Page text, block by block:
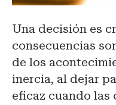
Una decisión es
consecuencias
de los
inercia, al dejar
eficaz cuando